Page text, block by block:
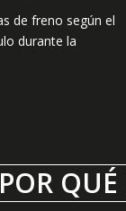
de freno según el
durante la